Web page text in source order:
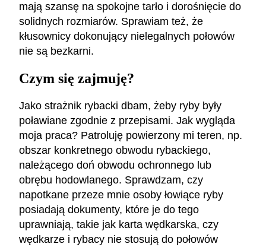
mają szansę na spokojne tarło i dorośnięcie do
solidnych rozmiarów. Sprawiam też, że
kłusownicy dokonujący nielegalnych połowów
nie są bezkarni.
Czym się zajmuję?
Jako strażnik rybacki dbam, żeby ryby były
poławiane zgodnie z przepisami. Jak wygląda
moja praca? Patroluję powierzony mi teren, np.
obszar konkretnego obwodu rybackiego,
należącego doń obwodu ochronnego lub
obrębu hodowlanego. Sprawdzam, czy
napotkane przeze mnie osoby łowiące ryby
posiadają dokumenty, które je do tego
uprawniają, takie jak karta wędkarska, czy
wędkarze i rybacy nie stosują do połowów